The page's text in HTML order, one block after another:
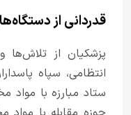
قدردانی از
پزشکیان از تلاش‌ها
انتظامی، سپاه
ستاد مبارزه با